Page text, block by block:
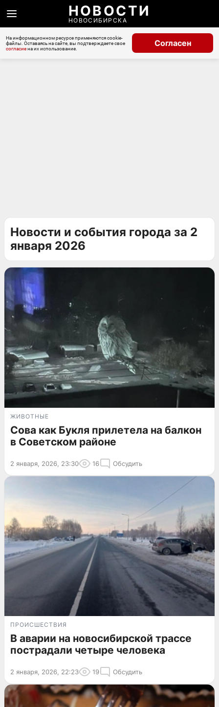
НОВОСТИ
НОВОСИБИРСКА
На информационном ресурсе применяются cookie-
файлы. Оставаясь на сайте, вы подтверждаете свое
согласиена их использование.
Согласен
Новости и события города за 2
января 2026
ЖИВОТНЫЕ
Сова как Букля прилетела на балкон
в Советском районе
2 января, 2026, 23:30 16 Обсудить
ПРОИСШЕСТВИЯ
В аварии на новосибирской трассе
пострадали четыре человека
2 января, 2026, 22:23 19 Обсудить